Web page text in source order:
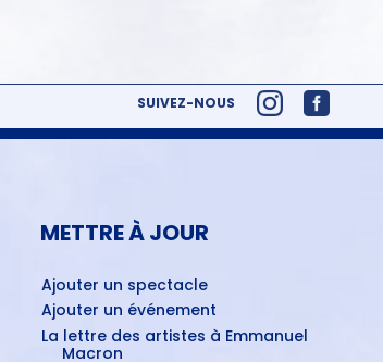
SUIVEZ-NOUS
METTRE À JOUR
Ajouter un spectacle
Ajouter un événement
La lettre des artistes à Emmanuel
Macron